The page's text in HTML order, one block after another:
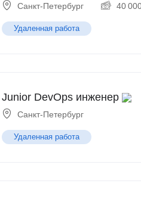
Санкт-Петербург 40
Удаленная работа
Junior DevOps инженер
Санкт-Петербург
Удаленная работа